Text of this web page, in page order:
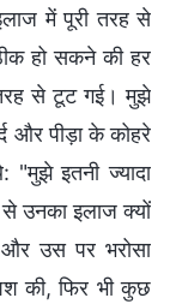
इलाज में पूरी तरह से
ठीक हो सकने की हर
से टूट गई। मुझे
और पीड़ा के कोहरे
इतनी ज्यादा
से उनका इलाज क्यों
और उस पर भरोसा
की, फिर भी कुछ